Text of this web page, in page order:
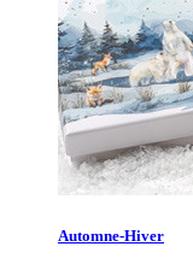
Automne-Hiver